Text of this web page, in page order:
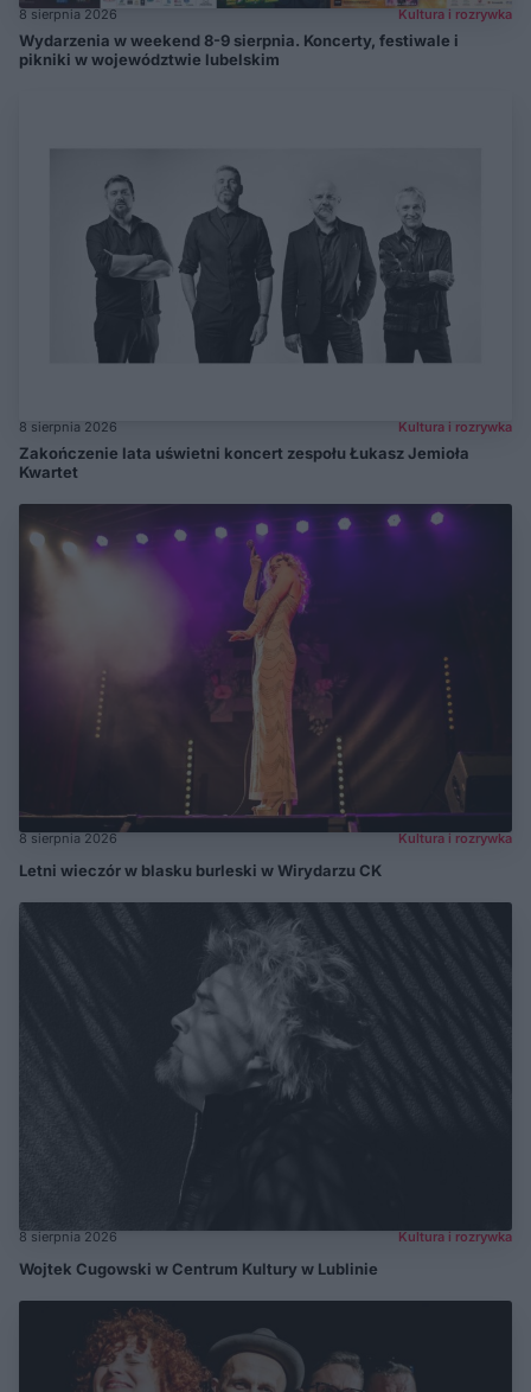
8 sierpnia 2026 Kultura i rozrywka
Wydarzenia w weekend 8-9 sierpnia. Koncerty, festiwale i
pikniki w województwie lubelskim
8 sierpnia 2026 Kultura i rozrywka
Zakończenie lata uświetni koncert zespołu Łukasz Jemioła
Kwartet
8 sierpnia 2026 Kultura i rozrywka
Letni wieczór w blasku burleski w Wirydarzu CK
8 sierpnia 2026 Kultura i rozrywka
Wojtek Cugowski w Centrum Kultury w Lublinie